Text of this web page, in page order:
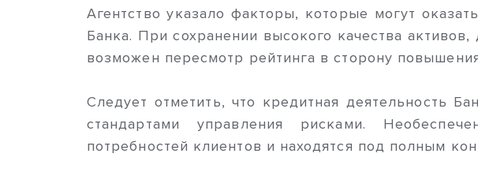
Агентство указало факторы, которые могут
Банка. При сохранении высокого качества
возможен пересмотр рейтинга в сторону
Следует отметить, что кредитная деятельность
стандартами управления рисками.
потребностей клиентов и находятся под полным